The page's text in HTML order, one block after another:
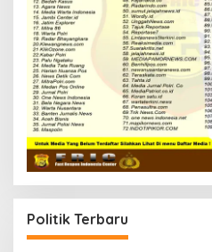
Politik Terbaru